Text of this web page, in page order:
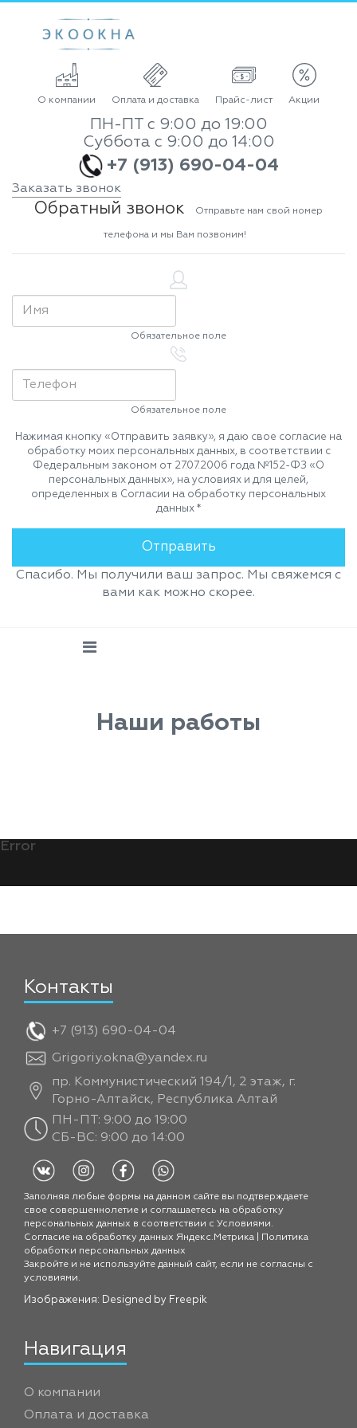
О компании Оплата и доставка Прайс-лист Акции
ПН-ПТ с 9:00 до 19:00
Суббота с 9:00 до 14:00
+7 (913) 690-04-04
Заказать звонок
Обратный звонок Отправьте нам свой номер
телефона и мы Вам позвоним!
Обязательное поле
Обязательное поле
Нажимая кнопку «Отправить заявку», я даю свое согласие на
обработку моих персональных данных, в соответствии с
Федеральным законом от 27.07.2006 года №152-ФЗ «О
персональных данных», на условиях и для целей,
определенных в Согласии на обработку персональных
данных *
Спасибо. Мы получили ваш запрос. Мы свяжемся с
вами как можно скорее.
Наши работы
Error
Контакты
+7 (913) 690-04-04
Grigoriy.okna@yandex.ru
пр. Коммунистический 194/1, 2 этаж, г.
Горно-Алтайск, Республика Алтай
ПН-ПТ: 9:00 до 19:00
СБ-ВС: 9:00 до 14:00
Заполняя любые формы на данном сайте вы подтверждаете
свое совершеннолетие и соглашаетесь на обработку
персональных данных в соответствии с Условиями.
Согласие на обработку данных Яндекс.Метрика
Политика
обработки персональных данных
Закройте и не используйте данный сайт, если не согласны с
условиями.
Изображения: Designed by Freepik
Навигация
О компании
Оплата и доставка